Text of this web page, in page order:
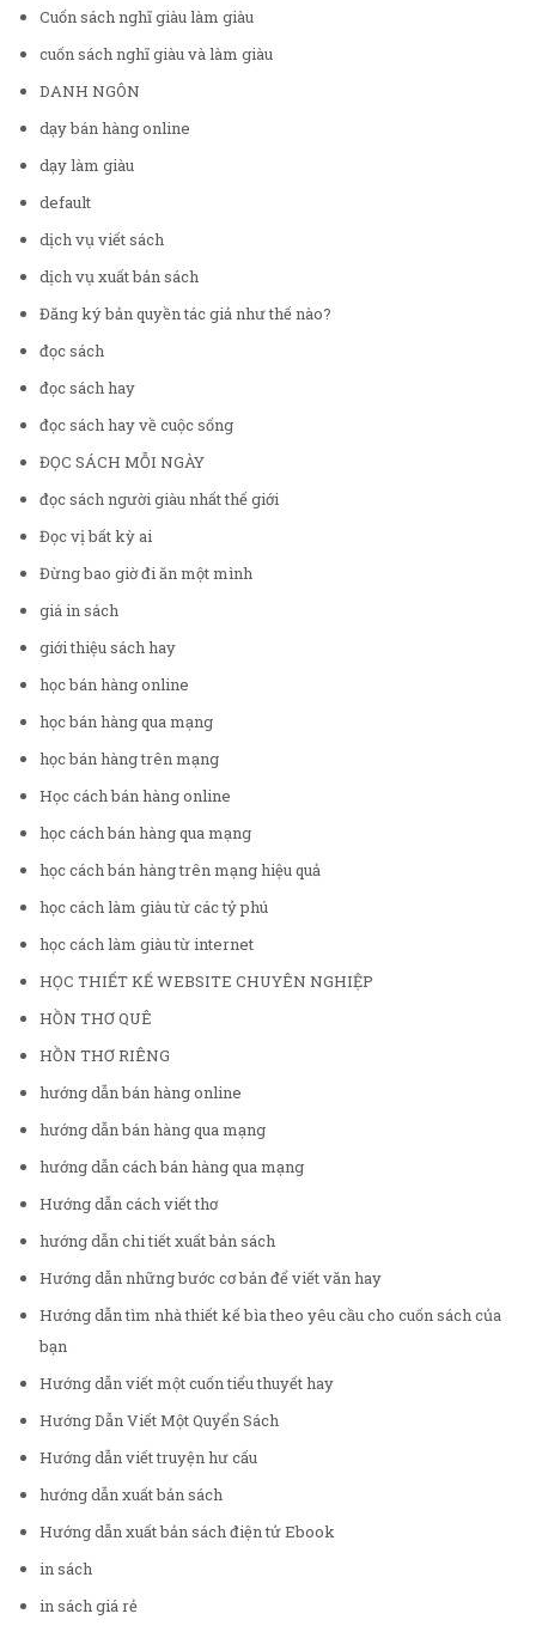
Cuốn sách nghĩ giàu làm giàu
cuốn sách nghĩ giàu và làm giàu
DANH NGÔN
dạy bán hàng online
dạy làm giàu
default
dịch vụ viết sách
dịch vụ xuất bản sách
Đăng ký bản quyền tác giả như thế nào?
đọc sách
đọc sách hay
đọc sách hay về cuộc sống
ĐỌC SÁCH MỖI NGÀY
đọc sách người giàu nhất thế giới
Đọc vị bất kỳ ai
Đừng bao giờ đi ăn một mình
giá in sách
giới thiệu sách hay
học bán hàng online
học bán hàng qua mạng
học bán hàng trên mạng
Học cách bán hàng online
học cách bán hàng qua mạng
học cách bán hàng trên mạng hiệu quả
học cách làm giàu từ các tỷ phú
học cách làm giàu từ internet
HỌC THIẾT KẾ WEBSITE CHUYÊN NGHIỆP
HỒN THƠ QUÊ
HỒN THƠ RIÊNG
hướng dẫn bán hàng online
hướng dẫn bán hàng qua mạng
hướng dẫn cách bán hàng qua mạng
Hướng dẫn cách viết thơ
hướng dẫn chi tiết xuất bản sách
Hướng dẫn những bước cơ bản để viết văn hay
Hướng dẫn tìm nhà thiết kế bìa theo yêu cầu cho cuốn sách của
bạn
Hướng dẫn viết một cuốn tiểu thuyết hay
Hướng Dẫn Viết Một Quyển Sách
Hướng dẫn viết truyện hư cấu
hướng dẫn xuất bản sách
Hướng dẫn xuất bản sách điện tử Ebook
in sách
in sách giá rẻ